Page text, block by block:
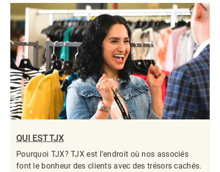
QUI EST TJX
Pourquoi TJX? TJX est l’endroit où nos associés
font le bonheur des clients avec des trésors cachés.